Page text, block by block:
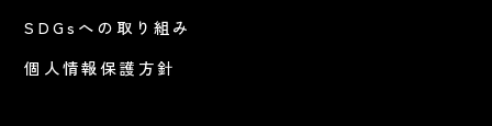
SDGsへの取り組み
個人情報保護方針